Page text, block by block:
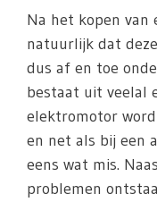
Na het kopen van
natuurlijk dat
dus af en toe
bestaat uit veelal
elektromotor
en net als bij een
eens wat mis.
problemen